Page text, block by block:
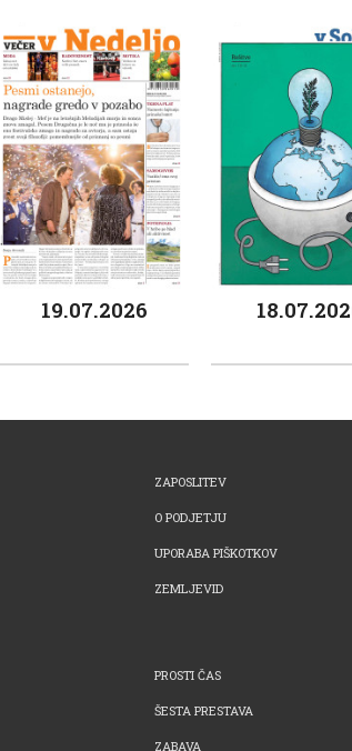
19.07.2026
ZAPOSLITEV
O PODJETJU
UPORABA PIŠKOTKOV
ZEMLJEVID
PROSTI ČAS
ŠESTA PRESTAVA
ZABAVA